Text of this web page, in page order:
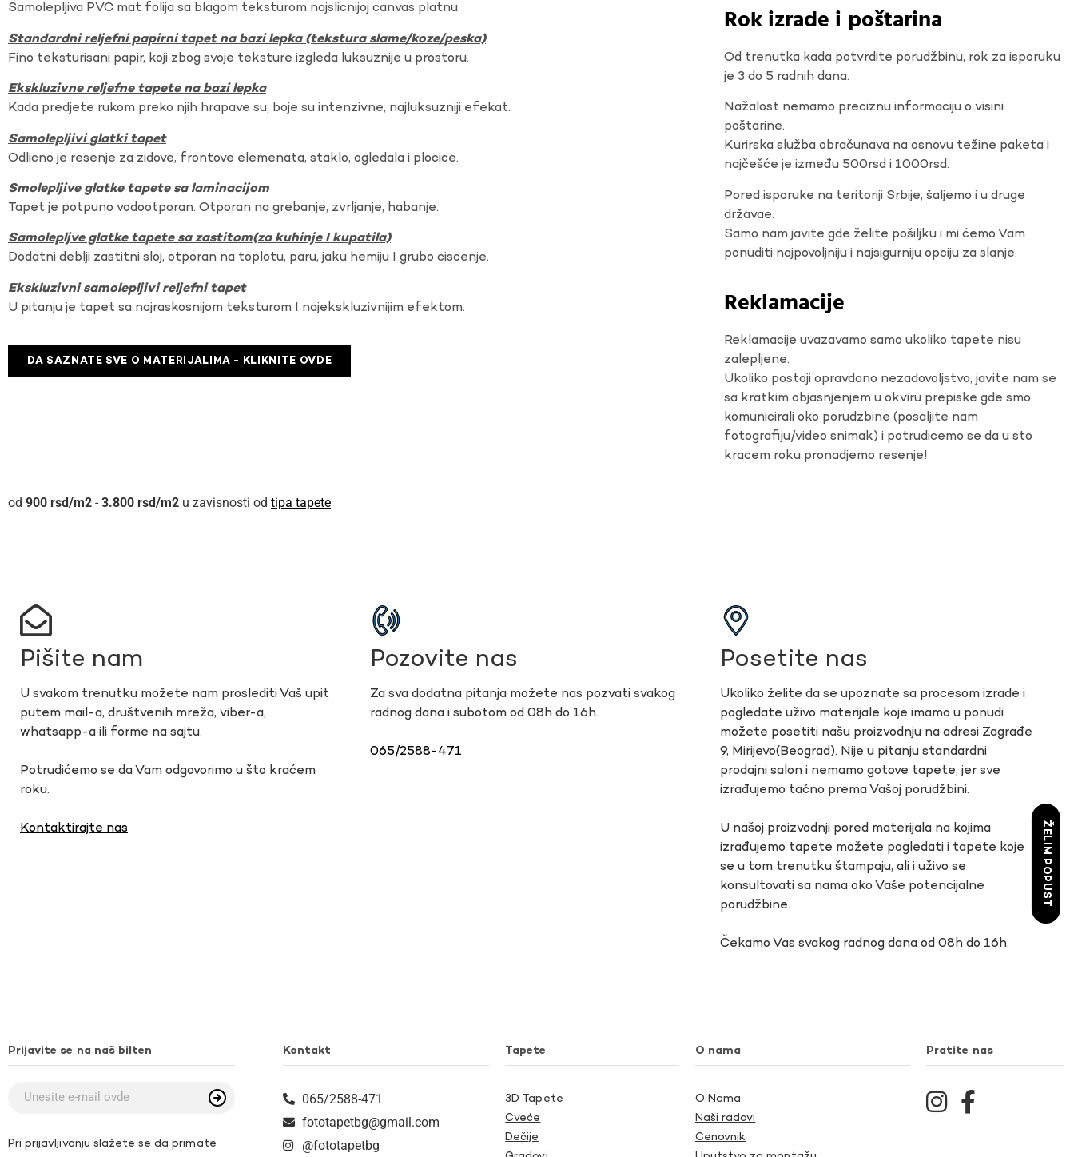
Samolepljiva PVC mat folija sa blagom teksturom najslicnijoj canvas platnu.
Standardni reljefni papirni tapet na bazi lepka (tekstura slame/koze/peska)
Fino teksturisani papir, koji zbog svoje teksture izgleda luksuznije u prostoru.
Ekskluzivne reljefne tapete na bazi lepka
Kada predjete rukom preko njih hrapave su, boje su intenzivne, najluksuzniji efekat.
Samolepljivi glatki tapet
Odlicno je resenje za zidove, frontove elemenata, staklo, ogledala i plocice.
Smolepljive glatke tapete sa laminacijom
Tapet je potpuno vodootporan. Otporan na grebanje, zvrljanje, habanje.
Samolepljve glatke tapete sa zastitom(za kuhinje I kupatila)
Dodatni deblji zastitni sloj, otporan na toplotu, paru, jaku hemiju I grubo ciscenje.
Ekskluzivni samolepljivi reljefni tapet
U pitanju je tapet sa najraskosnijom teksturom I najekskluzivnijim efektom.
DA SAZNATE SVE O MATERIJALIMA - KLIKNITE OVDE
Rok izrade i poštarina
Od trenutka kada potvrdite porudžbinu, rok za isporuku
je 3 do 5 radnih dana.
Nažalost nemamo preciznu informaciju o visini
poštarine.
Kurirska služba obračunava na osnovu težine paketa i
najčešće je između 500rsd i 1000rsd.
Pored isporuke na teritoriji Srbije, šaljemo i u druge
državae.
Samo nam javite gde želite pošiljku i mi ćemo Vam
ponuditi najpovoljniju i najsigurniju opciju za slanje.
Reklamacije
Reklamacije uvazavamo samo ukoliko tapete nisu
zalepljene.
Ukoliko postoji opravdano nezadovoljstvo, javite nam se
sa kratkim objasnjenjem u okviru prepiske gde smo
komunicirali oko porudzbine (posaljite nam
fotografiju/video snimak) i potrudicemo se da u sto
kracem roku pronadjemo resenje!
900 rsd - 3.800 rsd u zavisnosti od tipa tapete
Pišite nam
U svakom trenutku možete nam proslediti Vaš upit
putem mail-a, društvenih mreža, viber-a,
whatsapp-a ili forme na sajtu.
Potrudićemo se da Vam odgovorimo u što kraćem
roku.
Kontaktirajte nas
Pozovite nas
Za sva dodatna pitanja možete nas pozvati svakog
radnog dana i subotom od 08h do 16h.
065/2588-471
Posetite nas
Ukoliko želite da se upoznate sa procesom izrade i
pogledate uživo materijale koje imamo u ponudi
možete posetiti našu proizvodnju na adresi Zagrađe
9, Mirijevo(Beograd). Nije u pitanju standardni
prodajni salon i nemamo gotove tapete, jer sve
izrađujemo tačno prema Vašoj porudžbini.
U našoj proizvodnji pored materijala na kojima
izrađujemo tapete možete pogledati i tapete koje
se u tom trenutku štampaju, ali i uživo se
konsultovati sa nama oko Vaše potencijalne
porudžbine.
Čekamo Vas svakog radnog dana od 08h do 16h.
Prijavite se na naš bilten
Pri prijavljivanju slažete se da primate
Kontakt
065/2588-471
fototapetbg@gmail.com
@fototapetbg
Tapete
3D Tapete
Cveće
Dečije
O nama
O Nama
Naši radovi
Cenovnik
Pratite nas
ŽELIM POPUST